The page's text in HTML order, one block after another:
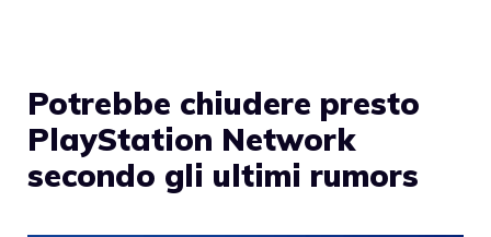
Potrebbe chiudere presto
PlayStation Network
secondo gli ultimi rumors